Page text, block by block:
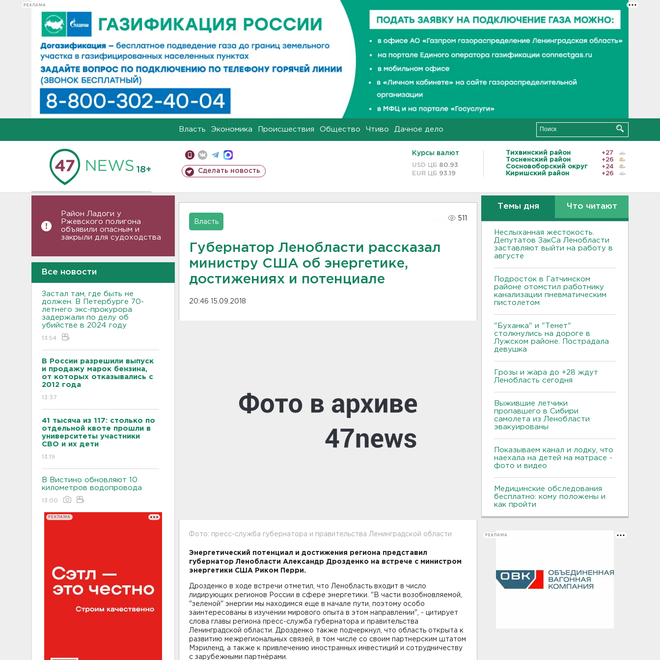
РЕКЛАМА
Власть Экономика Происшествия Общество Чтиво Дачное дело
18+ Сделать новость
Курсы валют
USD ЦБ 80.93
EUR ЦБ 93.19
Тихвинский район
+27
Тосненский район
+26
Сосновоборский округ
+24
Киришский район
+26
Район Ладоги у
Ржевского полигона
объявили опасным и
закрыли для судоходства
Все новости
Застал там, где быть не
должен. В Петербурге 70-
летнего экс-прокурора
задержали по делу об
убийстве в 2024 году
13:54
В России разрешили выпуск
и продажу марок бензина,
от которых отказывались с
2012 года
13:37
41 тысяча из 117: столько по
отдельной квоте прошли в
университеты участники
СВО и их дети
13:19
В Вистино обновляют 10
километров водопровода
13:00
РЕКЛАМА
Власть
511
Губернатор Ленобласти рассказал
министру США об энергетике,
достижениях и потенциале
20:46 15.09.2018
Фото: пресс-служба губернатора и правительства Ленинградской области
Энергетический потенциал и достижения региона представил
губернатор Ленобласти Александр Дрозденко на встрече с министром
энергетики США Риком Перри.
Дрозденко в ходе встречи отметил, что Ленобласть входит в число
лидирующих регионов России в сфере энергетики. "В части возобновляемой,
"зеленой" энергии мы находимся еще в начале пути, поэтому особо
заинтересованы в изучении мирового опыта в этом направлении", - цитирует
слова главы региона пресс-служба губернатора и правительства
Ленинградской области. Дрозденко также подчеркнул, что область открыта к
развитию межрегиональных связей, в том числе со своим партнерским штатом
Мэриленд, а также к привлечению иностранных инвестиций и сотрудничеству
с зарубежными партнёрами.
Темы дня Что читают
Неслыханная жестокость.
Депутатов ЗакСа Ленобласти
заставляют выйти на работу в
августе
Подросток в Гатчинском
районе отомстил работнику
канализации пневматическим
пистолетом
"Буханка" и "Тенет"
столкнулись на дороге в
Лужском районе. Пострадала
девушка
Грозы и жара до +28 ждут
Ленобласть сегодня
Выжившие летчики
пропавшего в Сибири
самолета из Ленобласти
эвакуированы
Показываем канал и лодку, что
наехала на детей на матрасе -
фото и видео
Медицинские обследования
бесплатно: кому положены и
как пройти
РЕКЛАМА